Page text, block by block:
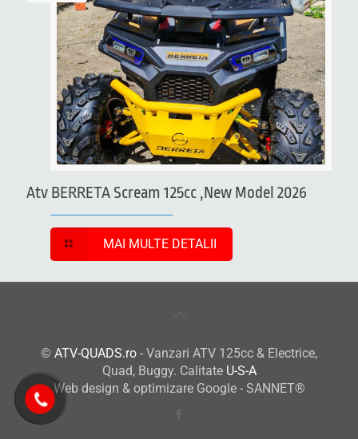
Atv BERRETA Scream 125cc ,New Model 2026
MAI MULTE DETALII
© ATV-QUADS.ro - Vanzari ATV 125cc & Electrice,
Quad, Buggy. Calitate U-S-A
Web design & optimizare Google - SANNET®